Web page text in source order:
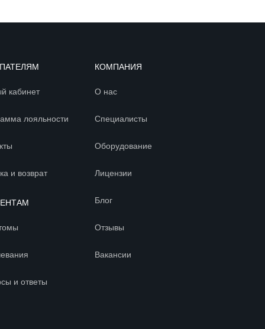
кабинет
лояльности
и возврат
и ответы
КОМПАНИЯ
О нас
Специалисты
Оборудование
Лицензии
Блог
Отзывы
Вакансии